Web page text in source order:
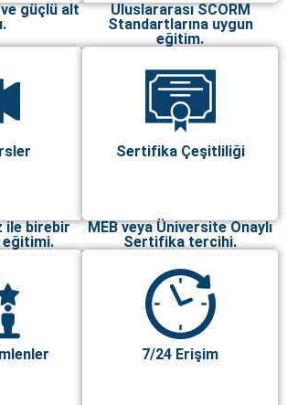
ve güçlü alt
Uluslararası SCORM
Standartlarına uygun
eğitim.
ile birebir
Sertifika Çeşitliliği
MEB veya Üniversite Onaylı
Sertifika tercihi.
7/24 Erişim